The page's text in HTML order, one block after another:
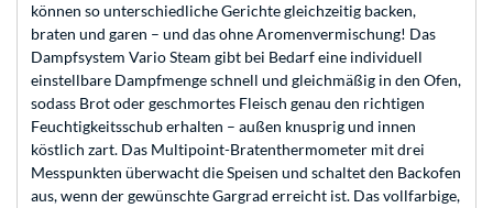
können so unterschiedliche Gerichte gleichzeitig backen,
braten und garen – und das ohne Aromenvermischung! Das
Dampfsystem Vario Steam gibt bei Bedarf eine individuell
einstellbare Dampfmenge schnell und gleichmäßig in den Ofen,
sodass Brot oder geschmortes Fleisch genau den richtigen
Feuchtigkeitsschub erhalten – außen knusprig und innen
köstlich zart. Das Multipoint-Bratenthermometer mit drei
Messpunkten überwacht die Speisen und schaltet den Backofen
aus, wenn der gewünschte Gargrad erreicht ist. Das vollfarbige,